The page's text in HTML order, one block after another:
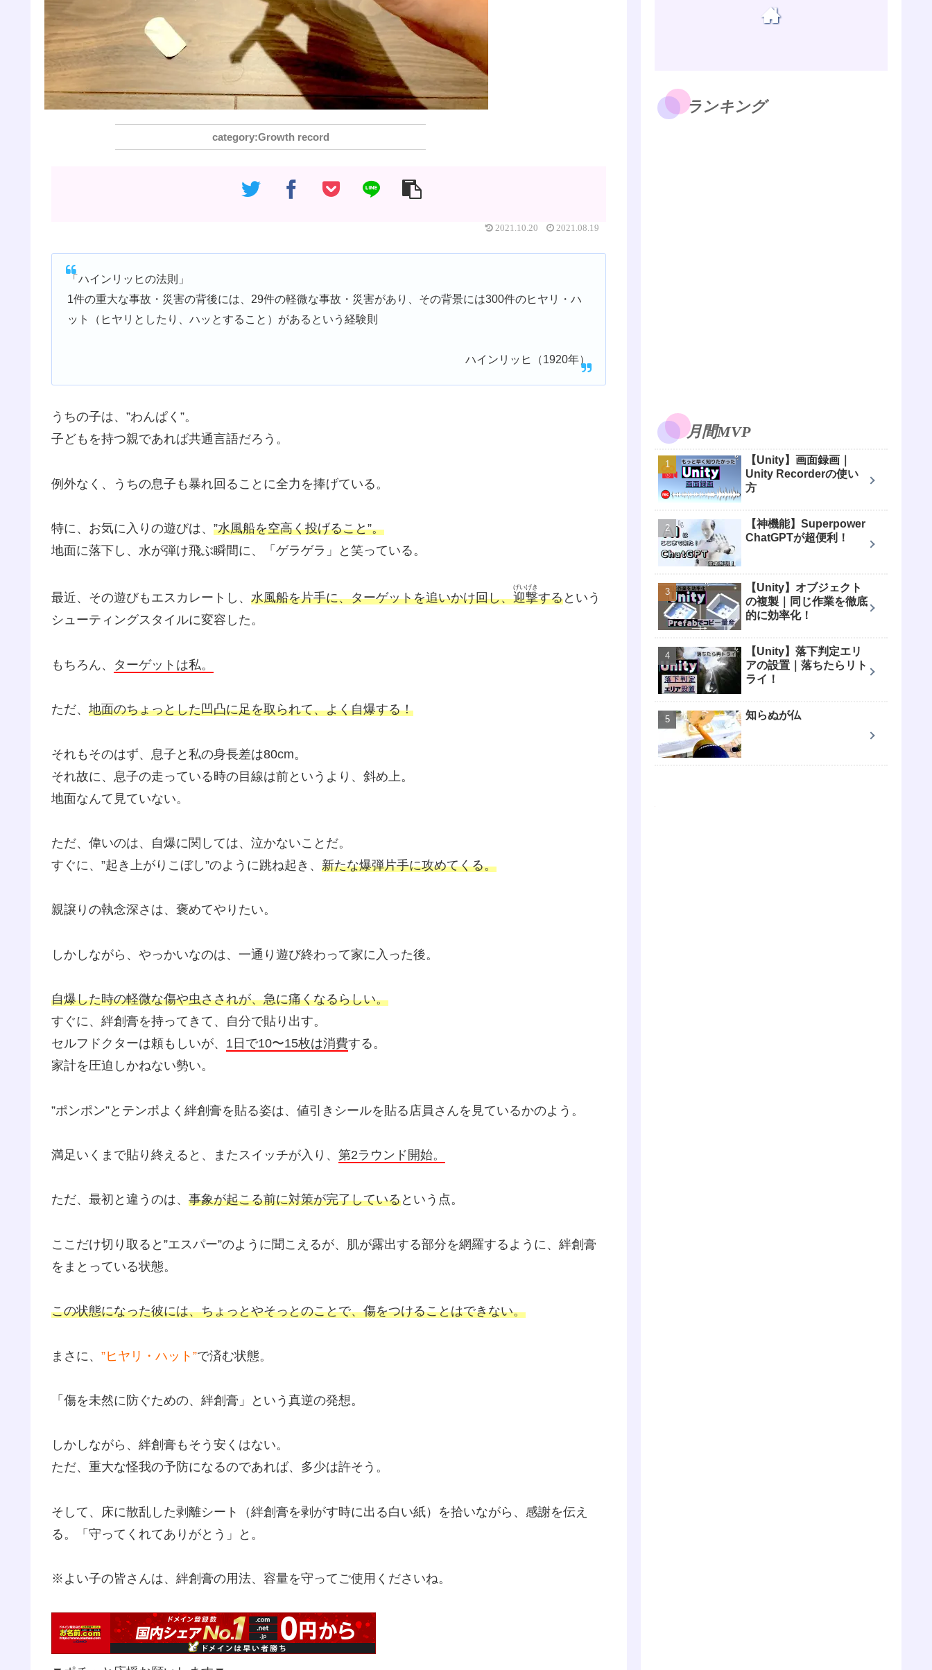
Growth record
2021.10.20 2021.08.19
「ハインリッヒの法則」
1件の重大な事故・災害の背後には、29件の軽微な事故・災害があり、その背景には300件のヒヤリ・ハ
ット（ヒヤリとしたり、ハッとすること）があるという経験則
ハインリッヒ（1920年）
うちの子は、”わんぱく”。
子どもを持つ親であれば共通言語だろう。
例外なく、うちの息子も暴れ回ることに全力を捧げている。
特に、お気に入りの遊びは、 ”水風船を空高く投げること”。
地面に落下し、水が弾け飛ぶ瞬間に、「ゲラゲラ」と笑っている。
最近、その遊びもエスカレートし、 水風船を片手に、ターゲットを追いかけ回し、迎撃
げいげき
するという
シューティングスタイルに変容した。
もちろん、 ターゲットは私。
ただ、 地面のちょっとした凹凸に足を取られて、よく自爆する！
それもそのはず、息子と私の身長差は80cm。
それ故に、息子の走っている時の目線は前というより、斜め上。
地面なんて見ていない。
ただ、偉いのは、自爆に関しては、泣かないことだ。
すぐに、”起き上がりこぼし”のように跳ね起き、 新たな爆弾片手に攻めてくる。
親譲りの執念深さは、褒めてやりたい。
しかしながら、やっかいなのは、一通り遊び終わって家に入った後。
自爆した時の軽微な傷や虫さされが、急に痛くなるらしい。
すぐに、絆創膏を持ってきて、自分で貼り出す。
セルフドクターは頼もしいが、 1日で10〜15枚は消費する。
家計を圧迫しかねない勢い。
”ポンポン”とテンポよく絆創膏を貼る姿は、値引きシールを貼る店員さんを見ているかのよう。
満足いくまで貼り終えると、またスイッチが入り、 第2ラウンド開始。
ただ、最初と違うのは、 事象が起こる前に対策が完了しているという点。
ここだけ切り取ると”エスパー”のように聞こえるが、肌が露出する部分を網羅するように、絆創膏
をまとっている状態。
この状態になった彼には、ちょっとやそっとのことで、傷をつけることはできない。
まさに、 ”ヒヤリ・ハット”で済む状態。
「傷を未然に防ぐための、絆創膏」という真逆の発想。
しかしながら、絆創膏もそう安くはない。
ただ、重大な怪我の予防になるのであれば、多少は許そう。
そして、床に散乱した剥離シート（絆創膏を剥がす時に出る白い紙）を拾いながら、感謝を伝え
る。「守ってくれてありがとう」と。
※よい子の皆さんは、絆創膏の用法、容量を守ってご使用くださいね。
ランキング
月間MVP
【Unity】画面録画｜
Unity Recorderの使い
方
【神機能】Superpower
ChatGPTが超便利！
【Unity】オブジェクト
の複製｜同じ作業を徹底
的に効率化！
【Unity】落下判定エリ
アの設置｜落ちたらリト
ライ！
知らぬが仏